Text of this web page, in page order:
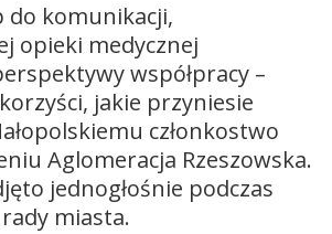
do komunikacji,
opieki medycznej
współpracy –
jakie przyniesie
członkostwo
Aglomeracja Rzeszowska.
jednogłośnie podczas
miasta.